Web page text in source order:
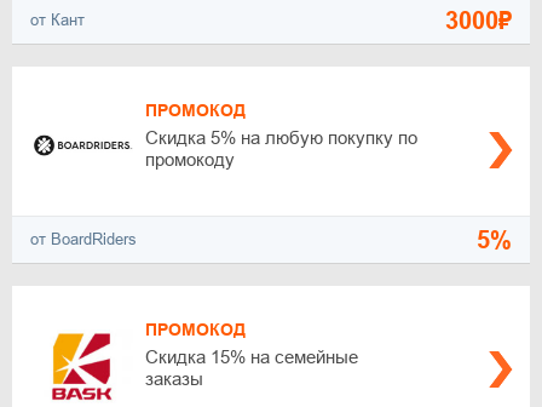
от Кант 3000₽
ПРОМОКОД
Скидка 5% на любую покупку по
промокоду
от BoardRiders 5%
ПРОМОКОД
Скидка 15% на семейные
заказы